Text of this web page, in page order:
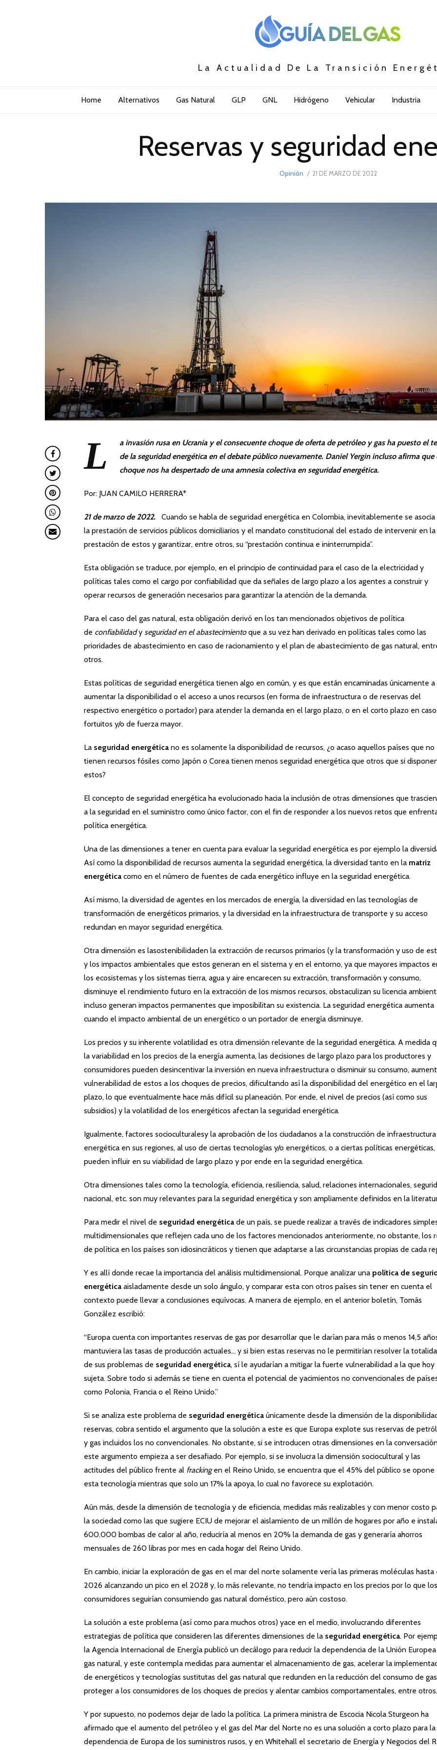
La Actualidad De La Transición
Home Alternativos Gas Natural GLP GNL Hidrógeno Vehicular Industria
Reservas y seguridad
Opinión
POSTED
21 DE MARZO DE 2022
L
a invasión rusa en Ucrania y el consecuente choque de oferta de petróleo y gas ha puesto el
de la seguridad energética en el debate público nuevamente. Daniel Yergin incluso afirma que
choque nos ha despertado de una amnesia colectiva en seguridad energética.
Por: JUAN CAMILO HERRERA*
21 de marzo de 2022. Cuando se habla de seguridad energética en Colombia, inevitablemente se asocia
la prestación de servicios públicos domiciliarios y el mandato constitucional del estado de intervenir en la
prestación de estos y garantizar, entre otros, su “prestación continua e ininterrumpida”.
Esta obligación se traduce, por ejemplo, en el principio de continuidad para el caso de la electricidad y
políticas tales como el cargo por confiabilidad que da señales de largo plazo a los agentes a construir y
operar recursos de generación necesarios para garantizar la atención de la demanda.
Para el caso del gas natural, esta obligación derivó en los tan mencionados objetivos de política
de confiabilidady seguridad en el abastecimientoque a su vez han derivado en políticas tales como las
prioridades de abastecimiento en caso de racionamiento y el plan de abastecimiento de gas natural,
otros.
Estas políticas de seguridad energética tienen algo en común, y es que están encaminadas únicamente a
aumentar la disponibilidad o el acceso a unos recursos (en forma de infraestructura o de reservas del
respectivo energético o portador) para atender la demanda en el largo plazo, o en el corto plazo en
fortuitos y/o de fuerza mayor.
La seguridad energética no es solamente la disponibilidad de recursos, ¿o acaso aquellos países que no
tienen recursos fósiles como Japón o Corea tienen menos seguridad energética que otros que si
estos?
El concepto de seguridad energética ha evolucionado hacia la inclusión de otras dimensiones que
a la seguridad en el suministro como único factor, con el fin de responder a los nuevos retos que
política energética.
Una de las dimensiones a tener en cuenta para evaluar la seguridad energética es por ejemplo la
Así como la disponibilidad de recursos aumenta la seguridad energética, la diversidad tanto en la matriz
energética como en el número de fuentes de cada energético influye en la seguridad energética.
Así mismo, la diversidad de agentes en los mercados de energía, la diversidad en las tecnologías de
transformación de energéticos primarios, y la diversidad en la infraestructura de transporte y su acceso
redundan en mayor seguridad energética.
Otra dimensión es lasostenibilidaden la extracción de recursos primarios (y la transformación y uso de
y los impactos ambientales que estos generan en el sistema y en el entorno, ya que mayores impactos
los ecosistemas y los sistemas tierra, agua y aire encarecen su extracción, transformación y consumo,
disminuye el rendimiento futuro en la extracción de los mismos recursos, obstaculizan su licencia
incluso generan impactos permanentes que imposibilitan su existencia. La seguridad energética aumenta
cuando el impacto ambiental de un energético o un portador de energía disminuye.
Los precios y su inherente volatilidad es otra dimensión relevante de la seguridad energética. A medida
la variabilidad en los precios de la energía aumenta, las decisiones de largo plazo para los productores y
consumidores pueden desincentivar la inversión en nueva infraestructura o disminuir su consumo,
vulnerabilidad de estos a los choques de precios, dificultando así la disponibilidad del energético en el
plazo, lo que eventualmente hace más difícil su planeación. Por ende, el nivel de precios (así como sus
subsidios) y la volatilidad de los energéticos afectan la seguridad energética.
Igualmente, factores socioculturalesy la aprobación de los ciudadanos a la construcción de infraestructura
energética en sus regiones, al uso de ciertas tecnologías y/o energéticos, o a ciertas políticas energéticas,
pueden influir en su viabilidad de largo plazo y por ende en la seguridad energética.
Otra dimensiones tales como la tecnología, eficiencia, resiliencia, salud, relaciones internacionales,
nacional, etc. son muy relevantes para la seguridad energética y son ampliamente definidos en la
Para medir el nivel de seguridad energética de un país, se puede realizar a través de indicadores
multidimensionales que reflejen cada uno de los factores mencionados anteriormente, no obstante, los
de política en los países son idiosincráticos y tienen que adaptarse a las circunstancias propias de cada
Y es allí donde recae la importancia del análisis multidimensional. Porque analizar una política de
energética aisladamente desde un solo ángulo, y comparar esta con otros países sin tener en cuenta el
contexto puede llevar a conclusiones equívocas. A manera de ejemplo, en el anterior boletín, Tomás
González escribió:
“Europa cuenta con importantes reservas de gas por desarrollar que le darían para más o menos 14,5
mantuviera las tasas de producción actuales… y si bien estas reservas no le permitirían resolver la
de sus problemas de seguridad energética, sí le ayudarían a mitigar la fuerte vulnerabilidad a la que hoy
sujeta. Sobre todo si además se tiene en cuenta el potencial de yacimientos no convencionales de
como Polonia, Francia o el Reino Unido.”
Si se analiza este problema de seguridad energética únicamente desde la dimensión de la
reservas, cobra sentido el argumento que la solución a este es que Europa explote sus reservas de
y gas incluidos los no convencionales. No obstante, si se introducen otras dimensiones en la
este argumento empieza a ser desafiado. Por ejemplo, si se involucra la dimensión sociocultural y las
actitudes del público frente al frackingen el Reino Unido, se encuentra que el 45% del público se opone
esta tecnología mientras que solo un 17% la apoya, lo cual no favorece su explotación.
Aún más, desde la dimensión de tecnología y de eficiencia, medidas más realizables y con menor costo
la sociedad como las que sugiere ECIU de mejorar el aislamiento de un millón de hogares por año e
600.000 bombas de calor al año, reduciría al menos en 20% la demanda de gas y generaría ahorros
mensuales de 260 libras por mes en cada hogar del Reino Unido.
En cambio, iniciar la exploración de gas en el mar del norte solamente vería las primeras moléculas hasta
2026 alcanzando un pico en el 2028 y, lo más relevante, no tendría impacto en los precios por lo que los
consumidores seguirían consumiendo gas natural doméstico, pero aún costoso.
La solución a este problema (así como para muchos otros) yace en el medio, involucrando diferentes
estrategias de política que consideren las diferentes dimensiones de la seguridad energética. Por
la Agencia Internacional de Energía publicó un decálogo para reducir la dependencia de la Unión
gas natural, y este contempla medidas para aumentar el almacenamiento de gas, acelerar la
de energéticos y tecnologías sustitutas del gas natural que redunden en la reducción del consumo de
proteger a los consumidores de los choques de precios y alentar cambios comportamentales, entre otros.
Y por supuesto, no podemos dejar de lado la política. La primera ministra de Escocia Nicola Sturgeon ha
afirmado que el aumento del petróleo y el gas del Mar del Norte no es una solución a corto plazo para la
dependencia de Europa de los suministros rusos, y en Whitehall el secretario de Energía y Negocios del